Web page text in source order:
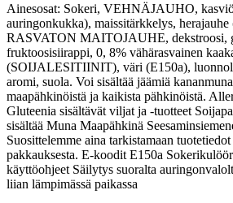
Ainesosat: Sokeri, VEHNÄJAUHO,
auringonkukka), maissitärkkelys,
RASVATON MAITOJAUHE, dekstroosi,
fruktoosisiirappi, 0, 8% vähärasvainen
(SOIJALESITIINIT), väri (E150a),
aromi, suola. Voi sisältää jäämiä
maapähkinöistä ja kaikista pähkinöistä.
Gluteenia sisältävät viljat ja -tuotteet
sisältää Muna Maapähkinä
Suosittelemme aina tarkistamaan
pakkauksesta. E-koodit E150a
käyttöohjeet Säilytys suoralta
liian lämpimässä paikassa